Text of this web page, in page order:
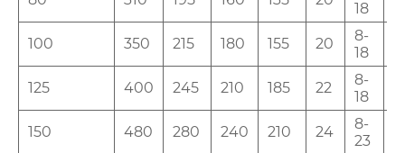
18
100 350 215 180 155 20
8-
18
125 400 245 210 185 22
8-
18
150 480 280 240 210 24
8-
23